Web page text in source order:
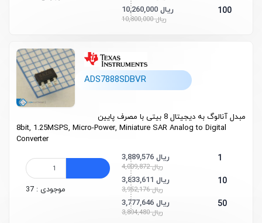
100 10,260,000 ریال
10,800,000 ریال
ADS7888SDBVR
مبدل آنالوگ به دیجیتال 8 بیتی با مصرف پایین
8bit, 1.25MSPS, Micro-Power, Miniature SAR Analog to Digital
Converter
1 3,889,576 ریال
4,009,872 ریال
10 3,833,611 ریال
3,952,176 ریال
50 3,777,646 ریال
3,894,480 ریال
موجودی : 37